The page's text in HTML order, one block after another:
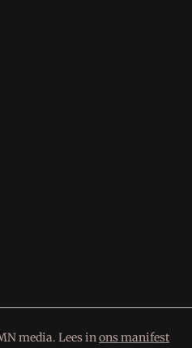
media. Lees inons manifest